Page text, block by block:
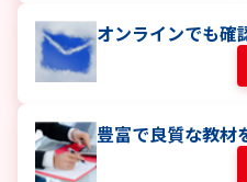
オンラインでも確
豊富で良質な教材